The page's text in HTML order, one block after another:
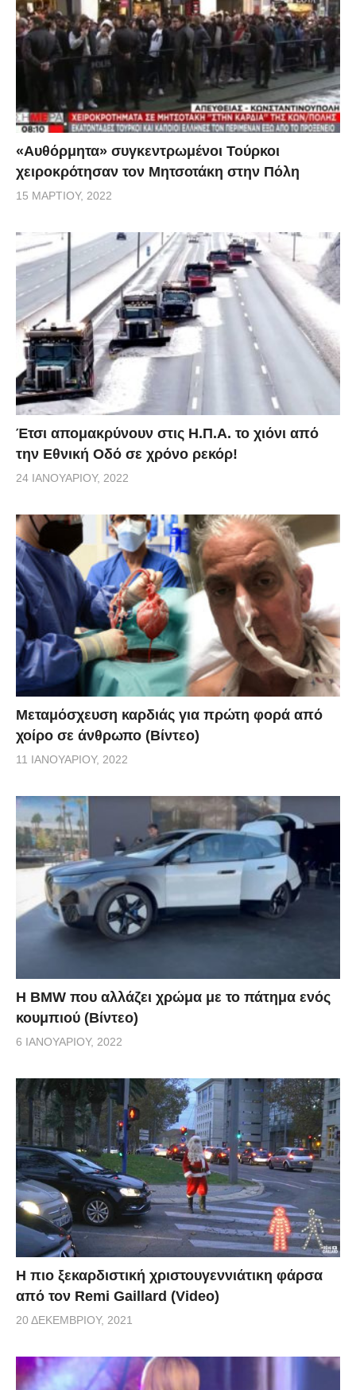
«Αυθόρμητα» συγκεντρωμένοι Τούρκοι
χειροκρότησαν τον Μητσοτάκη στην Πόλη
15 ΜΑΡΤΊΟΥ, 2022
Έτσι απομακρύνουν στις Η.Π.Α. το χιόνι από
την Εθνική Οδό σε χρόνο ρεκόρ!
24 ΙΑΝΟΥΑΡΊΟΥ, 2022
Μεταμόσχευση καρδιάς για πρώτη φορά από
χοίρο σε άνθρωπο (Βίντεο)
11 ΙΑΝΟΥΑΡΊΟΥ, 2022
Η BMW που αλλάζει χρώμα με το πάτημα ενός
κουμπιού (Βίντεο)
6 ΙΑΝΟΥΑΡΊΟΥ, 2022
Η πιο ξεκαρδιστική χριστουγεννιάτικη φάρσα
από τον Remi Gaillard (Video)
20 ΔΕΚΕΜΒΡΊΟΥ, 2021